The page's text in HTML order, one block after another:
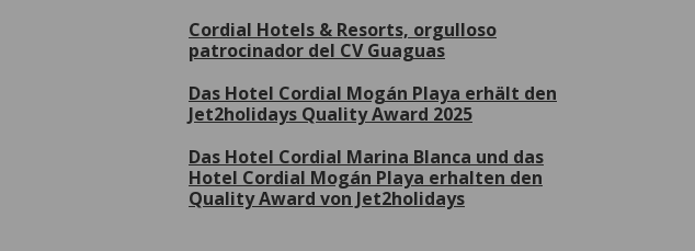
Cordial Hotels & Resorts, orgulloso
patrocinador del CV Guaguas
Das Hotel Cordial Mogán Playa erhält den
Jet2holidays Quality Award 2025
Das Hotel Cordial Marina Blanca und das
Hotel Cordial Mogán Playa erhalten den
Quality Award von Jet2holidays